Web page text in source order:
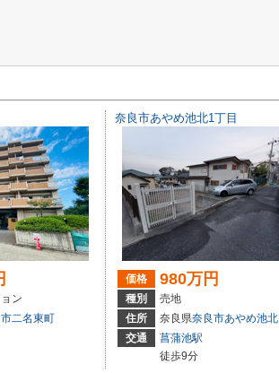
ン
二名東町
奈良市あやめ池北1丁目
価格 980万円
種別
売地
住所
奈良県奈良市あやめ池北
交通
菖蒲池駅
徒歩9分